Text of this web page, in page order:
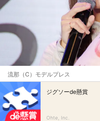
流那（C）モデルプレス
ジグソーde懸賞
Ohte, Inc.